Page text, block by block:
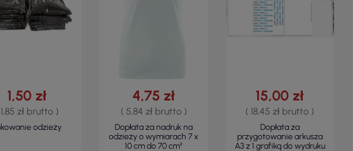
1,50 zł
zł brutto )
odzieży
4,75 zł
( 5,84 zł brutto )
Dopłata za nadruk na
odzieży o wymiarach 7 x
10 cm do 70 cm²
15,00 zł
( 18,45 zł brutto )
Dopłata za
przygotowanie arkusza
A3 z 1 grafiką do wydruku